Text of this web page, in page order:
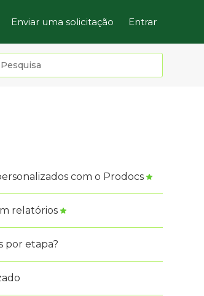
Enviar uma solicitação Entrar
com o Prodocs
relatórios
por etapa?